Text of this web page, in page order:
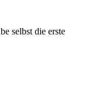
selbst die erste